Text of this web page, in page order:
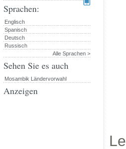
Sprachen:
Englisch
Spanisch
Deutsch
Russisch
Alle Sprachen >
Sehen Sie es auch
Mosambik Ländervorwahl
Anzeigen